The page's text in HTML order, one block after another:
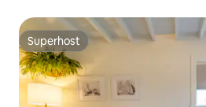
Superhost
Superhost